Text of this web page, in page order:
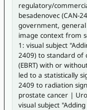
regulatory/
besadenovec (CAN-
government,
image context from
1: visual subject
2409) to standard of
(EBRT) with or
led to a statistically
2409 to radiation
prostate cancer |
visual subject